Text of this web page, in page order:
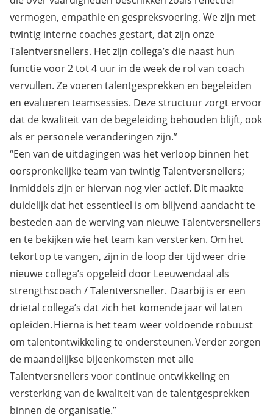
vermogen, empathie en gespreksvoering. We zijn met
twintig interne coaches gestart, dat zijn onze
Talentversnellers. Het zijn collega’s die naast hun
functie voor 2 tot 4 uur in de week de rol van coach
vervullen. Ze voeren talentgesprekken en begeleiden
en evalueren teamsessies. Deze structuur zorgt ervoor
dat de kwaliteit van de begeleiding behouden blijft, ook
als er personele veranderingen zijn.”
“Een van de uitdagingen was het verloop binnen het
oorspronkelijke team van twintig Talentversnellers;
inmiddels zijn er hiervan nog vier actief. Dit maakte
duidelijk dat het essentieel is om blijvend aandacht te
besteden aan de werving van nieuwe Talentversnellers
en te bekijken wie het team kan versterken. Om het
tekort op te vangen, zijn in de loop der tijd weer drie
nieuwe collega’s opgeleid door Leeuwendaal als
strengthscoach / Talentversneller. Daarbij is er een
drietal collega’s dat zich het komende jaar wil laten
opleiden. Hierna is het team weer voldoende robuust
om talentontwikkeling te ondersteunen. Verder zorgen
de maandelijkse bijeenkomsten met alle
Talentversnellers voor continue ontwikkeling en
versterking van de kwaliteit van de talentgesprekken
binnen de organisatie.”